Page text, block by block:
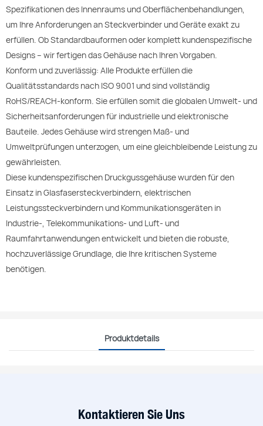
Spezifikationen des Innenraums und Oberflächenbehandlungen,
um Ihre Anforderungen an Steckverbinder und Geräte exakt zu
erfüllen. Ob Standardbauformen oder komplett kundenspezifische
Designs – wir fertigen das Gehäuse nach Ihren Vorgaben.
Konform und zuverlässig: Alle Produkte erfüllen die
Qualitätsstandards nach ISO 9001 und sind vollständig
RoHS/REACH-konform. Sie erfüllen somit die globalen Umwelt- und
Sicherheitsanforderungen für industrielle und elektronische
Bauteile. Jedes Gehäuse wird strengen Maß- und
Umweltprüfungen unterzogen, um eine gleichbleibende Leistung zu
gewährleisten.
Diese kundenspezifischen Druckgussgehäuse wurden für den
Einsatz in Glasfasersteckverbindern, elektrischen
Leistungssteckverbindern und Kommunikationsgeräten in
Industrie-, Telekommunikations- und Luft- und
Raumfahrtanwendungen entwickelt und bieten die robuste,
hochzuverlässige Grundlage, die Ihre kritischen Systeme
benötigen.
Produktdetails
Kontaktieren Sie Uns